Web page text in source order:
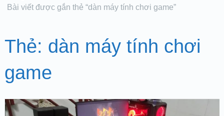
Bài viết được gắn thẻ “dàn máy tính chơi game”
Thẻ: dàn máy tính chơi
game